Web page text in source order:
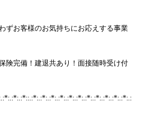
ずお客様のお気持ちにお応えする事業
険完備！建退共あり！面接随時受け付